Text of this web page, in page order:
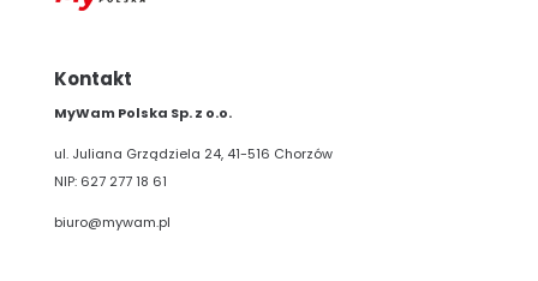
Kontakt
MyWam Polska Sp. z o.o.
ul. Juliana Grządziela 24, 41-516 Chorzów
NIP: 627 277 18 61
biuro@mywam.pl